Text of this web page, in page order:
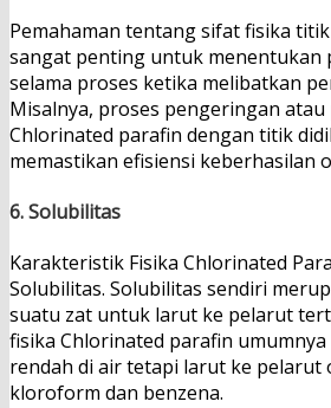
Pemahaman tentang sifat fisika
sangat penting untuk menentukan
selama proses ketika melibatkan
Misalnya, proses pengeringan atau
Chlorinated parafin dengan titik
memastikan efisiensi keberhasilan
6. Solubilitas
Karakteristik Fisika Chlorinated
Solubilitas. Solubilitas sendiri
suatu zat untuk larut ke pelarut
fisika Chlorinated parafin
rendah di air tetapi larut ke pelarut
kloroform dan benzena.